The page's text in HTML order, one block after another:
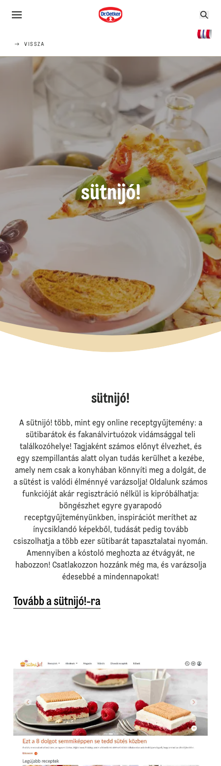
VISSZA
sütnijó!
sütnijó!
A sütnijó! több, mint egy online receptgyűjtemény: a
sütibarátok és fakanálvirtuózok vidámsággal teli
találkozóhelye! Tagjaként számos előnyt élvezhet, és
egy szempillantás alatt olyan tudás kerülhet a kezébe,
amely nem csak a konyhában könnyíti meg a dolgát, de
a sütést is valódi élménnyé varázsolja! Oldalunk számos
funkcióját akár regisztráció nélkül is kipróbálhatja:
böngészhet egyre gyarapodó
receptgyűjteményünkben, inspirációt meríthet az
ínycsiklandó képekből, tudását pedig tovább
csiszolhatja a több ezer sütibarát tapasztalatai nyomán.
Amennyiben a kóstoló meghozta az étvágyát, ne
habozzon! Csatlakozzon hozzánk még ma, és varázsolja
édesebbé a mindennapokat!
Tovább a sütnijó!-ra